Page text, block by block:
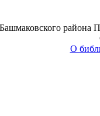
района
О